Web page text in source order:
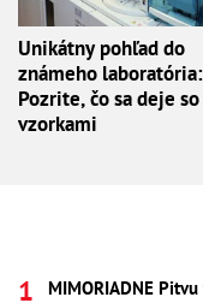
Unikátny pohľad do
známeho laboratória:
Pozrite, čo sa deje so
vzorkami
MIMORIADNE